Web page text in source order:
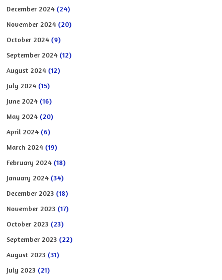
December 2024 (24)
November 2024 (20)
October 2024 (9)
September 2024 (12)
August 2024 (12)
July 2024 (15)
June 2024 (16)
May 2024 (20)
April 2024 (6)
March 2024 (19)
February 2024 (18)
January 2024 (34)
December 2023 (18)
November 2023 (17)
October 2023 (23)
September 2023 (22)
August 2023 (31)
July 2023 (21)